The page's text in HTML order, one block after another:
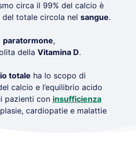
circa il 99% del calcio è
del totale circola nel sangue.
paratormone,
della Vitamina D.
totale ha lo scopo di
calcio e l’equilibrio acido
pazienti con insufficienza
cardiopatie e malattie